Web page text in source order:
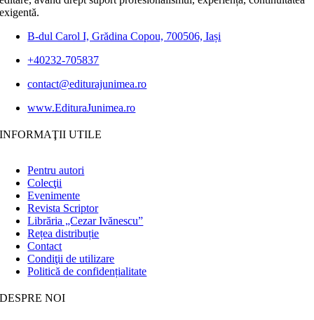
exigentă.
B-dul Carol I, Grădina Copou, 700506, Iași
+40232-705837
contact@editurajunimea.ro
www.EdituraJunimea.ro
INFORMAŢII UTILE
Pentru autori
Colecţii
Evenimente
Revista Scriptor
Librăria „Cezar Ivănescu”
Rețea distribuție
Contact
Condiţii de utilizare
Politică de confidențialitate
DESPRE NOI